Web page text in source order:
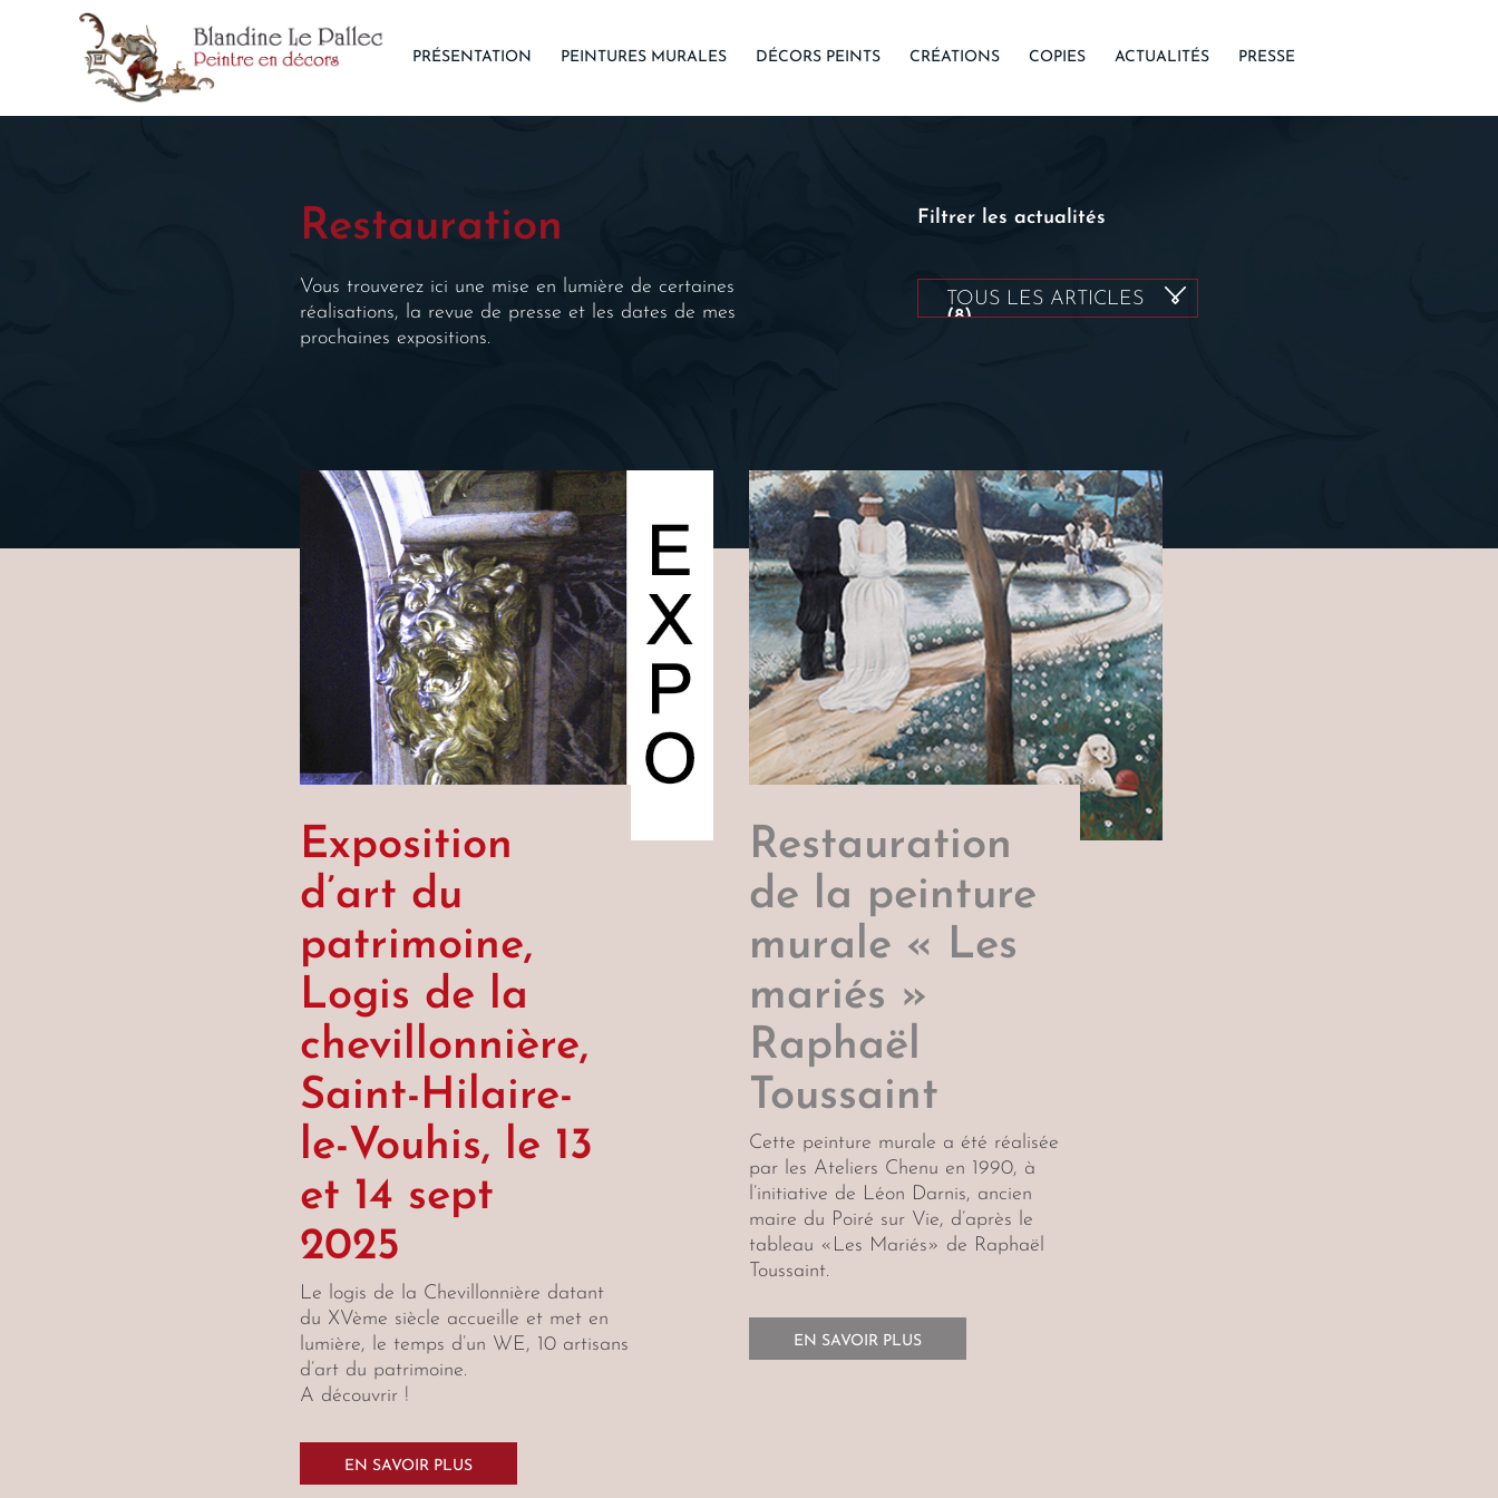
PRÉSENTATION PEINTURES MURALES DÉCORS PEINTS CRÉATIONS COPIES ACTUALITÉS PRESSE
Restauration
Vous trouverez ici une mise en lumière de certaines
réalisations, la revue de presse et les dates de mes
prochaines expositions.
Filtrer les actualités
TOUS LES ARTICLES
(8)
RESTAURATION(2)
Exposition
d’art du
patrimoine,
Logis de la
chevillonnière,
Saint-Hilaire-
le-Vouhis, le 13
et 14 sept
2025
Le logis de la Chevillonnière datant
du XVème siècle accueille et met en
lumière, le temps d’un WE, 10 artisans
d’art du patrimoine.
A découvrir !
EN SAVOIR PLUS
Restauration
de la peinture
murale « Les
mariés »
Raphaël
Toussaint
Cette peinture murale a été réalisée
par les Ateliers Chenu en 1990, à
l’initiative de Léon Darnis, ancien
maire du Poiré sur Vie, d’après le
tableau «Les Mariés» de Raphaël
Toussaint.
EN SAVOIR PLUS
Panneau de gestion des cookies